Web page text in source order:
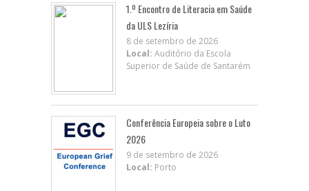
1.º Encontro de Literacia em Saúde
da ULS Lezíria
8 de setembro de 2026
Local: Auditório da Escola
Superior de Saúde de Santarém
Conferência Europeia sobre o Luto
2026
9 de setembro de 2026
Local: Porto